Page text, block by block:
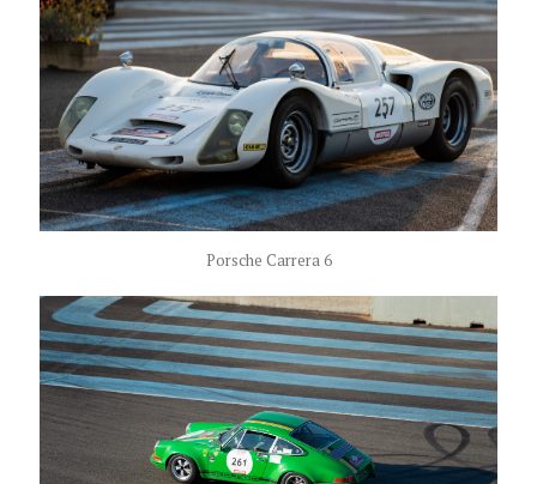
Porsche Carrera 6